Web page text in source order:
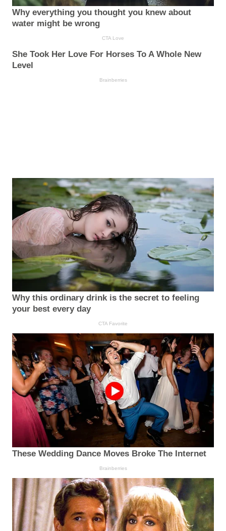
Why everything you thought you knew about
water might be wrong
CTA Love
She Took Her Love For Horses To A Whole New
Level
Brainberries
Why this ordinary drink is the secret to feeling
your best every day
CTA Favorite
These Wedding Dance Moves Broke The Internet
Brainberries